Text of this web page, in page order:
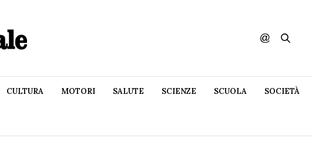
CULTURA MOTORI SALUTE SCIENZE SCUOLA SOCIETÀ